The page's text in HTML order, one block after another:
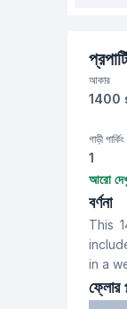
আকার
1400
গাড়ী পার্কিং
1
বেডরুম
3
Yes
স্টাফ
আরো
বর্ণনা
This
in a
ফ্লোর